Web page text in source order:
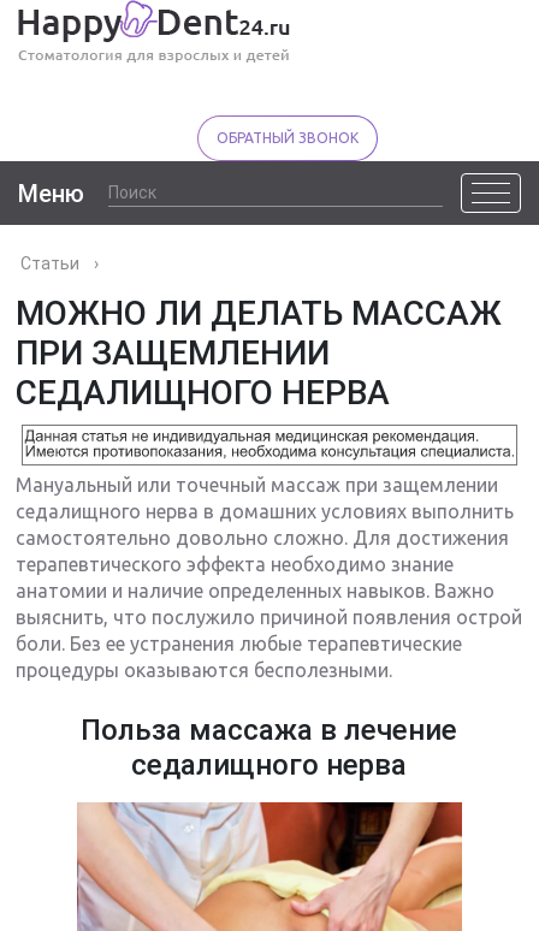
ОБРАТНЫЙ ЗВОНОК
Меню
Статьи ›
МОЖНО ЛИ ДЕЛАТЬ МАССАЖ
ПРИ ЗАЩЕМЛЕНИИ
СЕДАЛИЩНОГО НЕРВА
Мануальный или точечный массаж при защемлении
седалищного нерва в домашних условиях выполнить
самостоятельно довольно сложно. Для достижения
терапевтического эффекта необходимо знание
анатомии и наличие определенных навыков. Важно
выяснить, что послужило причиной появления острой
боли. Без ее устранения любые терапевтические
процедуры оказываются бесполезными.
Польза массажа в лечение
седалищного нерва